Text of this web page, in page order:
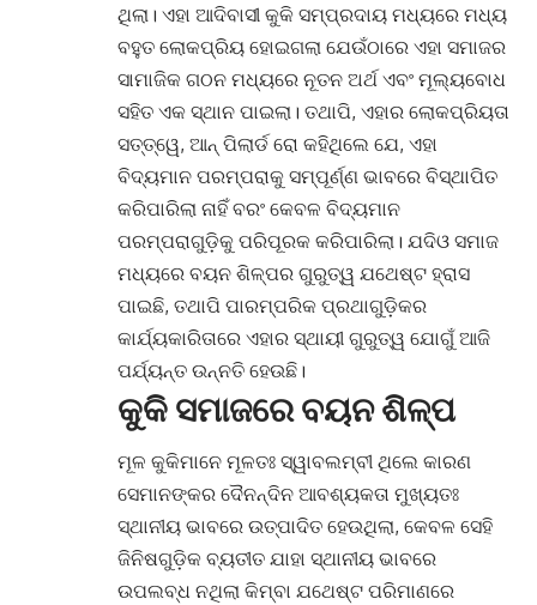
ଥିଲା। ଏହା ଆଦିବାସୀ କୁକି ସମ୍ପ୍ରଦାୟ ମଧ୍ୟରେ ମଧ୍ୟ
ବହୁତ ଲୋକପ୍ରିୟ ହୋଇଗଲା ଯେଉଁଠାରେ ଏହା ସମାଜର
ସାମାଜିକ ଗଠନ ମଧ୍ୟରେ ନୂତନ ଅର୍ଥ ଏବଂ ମୂଲ୍ୟବୋଧ
ସହିତ ଏକ ସ୍ଥାନ ପାଇଲା। ତଥାପି, ଏହାର ଲୋକପ୍ରିୟତା
ସତ୍ତ୍ୱେ, ଆନ୍ ପିଲାର୍ଡ ରୋ କହିଥିଲେ ଯେ, ଏହା
ବିଦ୍ୟମାନ ପରମ୍ପରାକୁ ସମ୍ପୂର୍ଣ୍ଣ ଭାବରେ ବିସ୍ଥାପିତ
କରିପାରିଲା ନାହିଁ ବରଂ କେବଳ ବିଦ୍ୟମାନ
ପରମ୍ପରାଗୁଡ଼ିକୁ ପରିପୂରକ କରିପାରିଲା। ଯଦିଓ ସମାଜ
ମଧ୍ୟରେ ବୟନ ଶିଳ୍ପର ଗୁରୁତ୍ୱ ଯଥେଷ୍ଟ ହ୍ରାସ
ପାଇଛି, ତଥାପି ପାରମ୍ପରିକ ପ୍ରଥାଗୁଡ଼ିକର
କାର୍ଯ୍ୟକାରିତାରେ ଏହାର ସ୍ଥାୟୀ ଗୁରୁତ୍ୱ ଯୋଗୁଁ ଆଜି
ପର୍ଯ୍ୟନ୍ତ ଉନ୍ନତି ହେଉଛି।
କୁକି ସମାଜରେ ବୟନ ଶିଳ୍ପ
ମୂଳ କୁକିମାନେ ମୂଳତଃ ସ୍ୱାବଲମ୍ବୀ ଥିଲେ କାରଣ
ସେମାନଙ୍କର ଦୈନନ୍ଦିନ ଆବଶ୍ୟକତା ମୁଖ୍ୟତଃ
ସ୍ଥାନୀୟ ଭାବରେ ଉତ୍ପାଦିତ ହେଉଥିଲା, କେବଳ ସେହି
ଜିନିଷଗୁଡ଼ିକ ବ୍ୟତୀତ ଯାହା ସ୍ଥାନୀୟ ଭାବରେ
ଉପଲବ୍ଧ ନଥିଲା କିମ୍ବା ଯଥେଷ୍ଟ ପରିମାଣରେ